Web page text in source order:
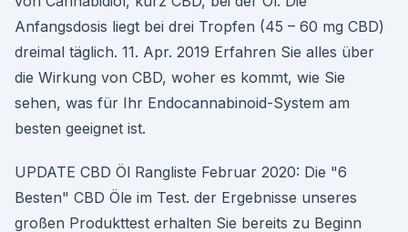
Anfangsdosis liegt bei drei Tropfen (45 – 60 mg CBD)
dreimal täglich. 11. Apr. 2019 Erfahren Sie alles über
die Wirkung von CBD, woher es kommt, wie Sie
sehen, was für Ihr Endocannabinoid-System am
besten geeignet ist.
UPDATE CBD Öl Rangliste Februar 2020: Die "6
Besten" CBD Öle im Test. der Ergebnisse unseres
großen Produkttest erhalten Sie bereits zu Beginn